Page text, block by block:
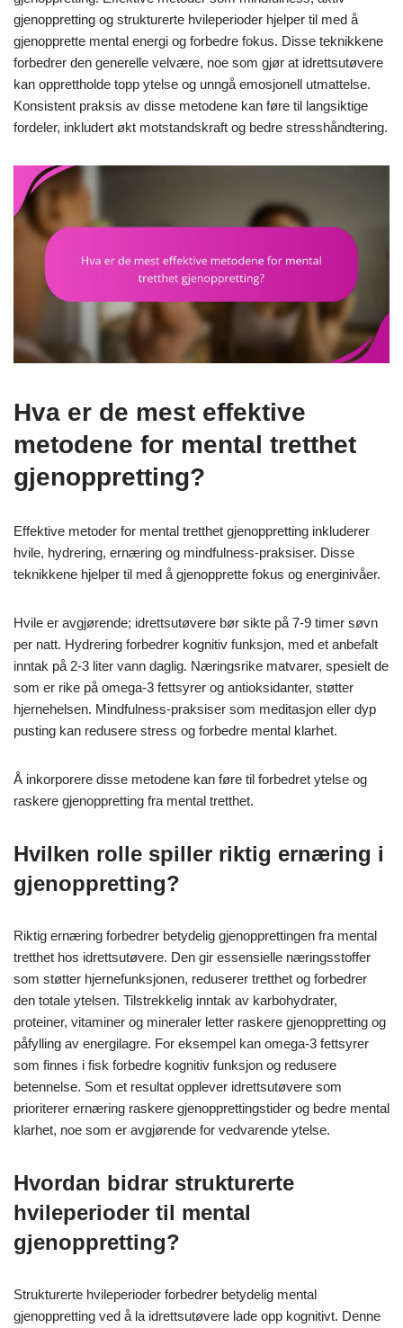
gjenoppretting og strukturerte hvileperioder hjelper til med å
gjenopprette mental energi og forbedre fokus. Disse teknikkene
forbedrer den generelle velvære, noe som gjør at idrettsutøvere
kan opprettholde topp ytelse og unngå emosjonell utmattelse.
Konsistent praksis av disse metodene kan føre til langsiktige
fordeler, inkludert økt motstandskraft og bedre stresshåndtering.
Hva er de mest effektive
metodene for mental tretthet
gjenoppretting?
Effektive metoder for mental tretthet gjenoppretting inkluderer
hvile, hydrering, ernæring og mindfulness-praksiser. Disse
teknikkene hjelper til med å gjenopprette fokus og energinivåer.
Hvile er avgjørende; idrettsutøvere bør sikte på 7-9 timer søvn
per natt. Hydrering forbedrer kognitiv funksjon, med et anbefalt
inntak på 2-3 liter vann daglig. Næringsrike matvarer, spesielt de
som er rike på omega-3 fettsyrer og antioksidanter, støtter
hjernehelsen. Mindfulness-praksiser som meditasjon eller dyp
pusting kan redusere stress og forbedre mental klarhet.
Å inkorporere disse metodene kan føre til forbedret ytelse og
raskere gjenoppretting fra mental tretthet.
Hvilken rolle spiller riktig ernæring i
gjenoppretting?
Riktig ernæring forbedrer betydelig gjenopprettingen fra mental
tretthet hos idrettsutøvere. Den gir essensielle næringsstoffer
som støtter hjernefunksjonen, reduserer tretthet og forbedrer
den totale ytelsen. Tilstrekkelig inntak av karbohydrater,
proteiner, vitaminer og mineraler letter raskere gjenoppretting og
påfylling av energilagre. For eksempel kan omega-3 fettsyrer
som finnes i fisk forbedre kognitiv funksjon og redusere
betennelse. Som et resultat opplever idrettsutøvere som
prioriterer ernæring raskere gjenopprettingstider og bedre mental
klarhet, noe som er avgjørende for vedvarende ytelse.
Hvordan bidrar strukturerte
hvileperioder til mental
gjenoppretting?
Strukturerte hvileperioder forbedrer betydelig mental
gjenoppretting ved å la idrettsutøvere lade opp kognitivt. Denne